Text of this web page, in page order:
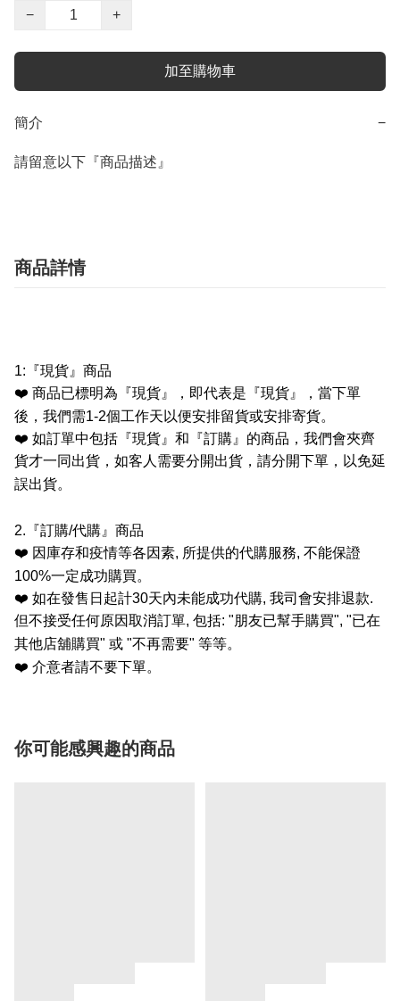
−
+
加至購物車
簡介 −
請留意以下『商品描述』
商品詳情
1: 『現貨』商品
❤️ 商品已標明為『現貨』，即代表是『現貨』，當下單
後，我們需1-2個工作天以便安排留貨或安排寄貨。
❤️ 如訂單中包括『現貨』和『訂購』的商品，我們會夾齊
貨才一同出貨，如客人需要分開出貨，請分開下單，以免延
誤出貨。
2. 『訂購/代購』商品
❤️ 因庫存和疫情等各因素, 所提供的代購服務, 不能保證
100%一定成功購買。
❤️ 如在發售日起計30天內未能成功代購, 我司會安排退款.
但不接受任何原因取消訂單, 包括: "朋友已幫手購買", "已在
其他店舖購買" 或 "不再需要" 等等。
❤️ 介意者請不要下單。
你可能感興趣的商品